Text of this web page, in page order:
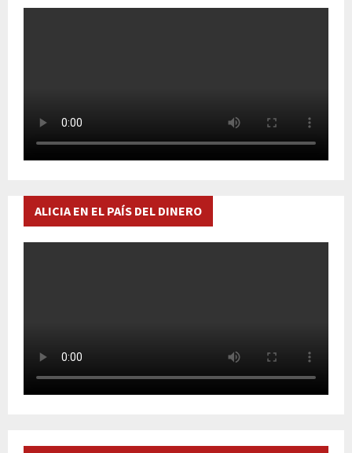
ALICIA EN EL PAÍS DEL DINERO